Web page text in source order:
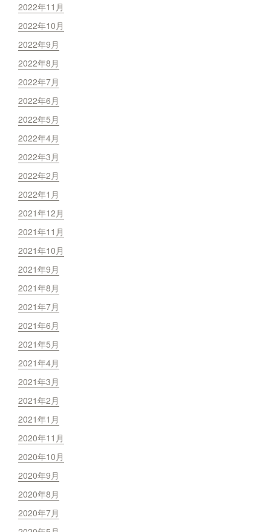
2022年11月
2022年10月
2022年9月
2022年8月
2022年7月
2022年6月
2022年5月
2022年4月
2022年3月
2022年2月
2022年1月
2021年12月
2021年11月
2021年10月
2021年9月
2021年8月
2021年7月
2021年6月
2021年5月
2021年4月
2021年3月
2021年2月
2021年1月
2020年11月
2020年10月
2020年9月
2020年8月
2020年7月